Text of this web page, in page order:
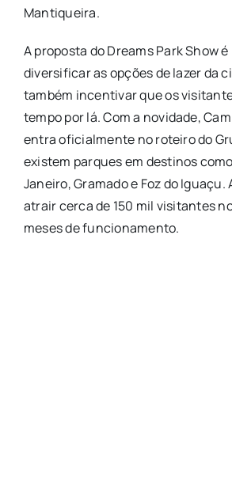
Mantiqueira.
A proposta do Dreams Park Show é
diversificar as opções de lazer da
também incentivar que os
tempo por lá. Com a novidade,
entra oficialmente no roteiro do
existem parques em destinos
Janeiro, Gramado e Foz do Iguaçu.
atrair cerca de 150 mil visitantes
meses de funcionamento.